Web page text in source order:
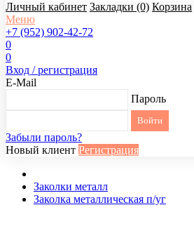
Личный кабинет Закладки (0) Корзина
Меню
+7 (952) 902-42-72
0
0
Вход / регистрация
E-Mail
Пароль
Забыли пароль?
Новый клиент Регистрация
Заколки металл
Заколка металлическая п/уг